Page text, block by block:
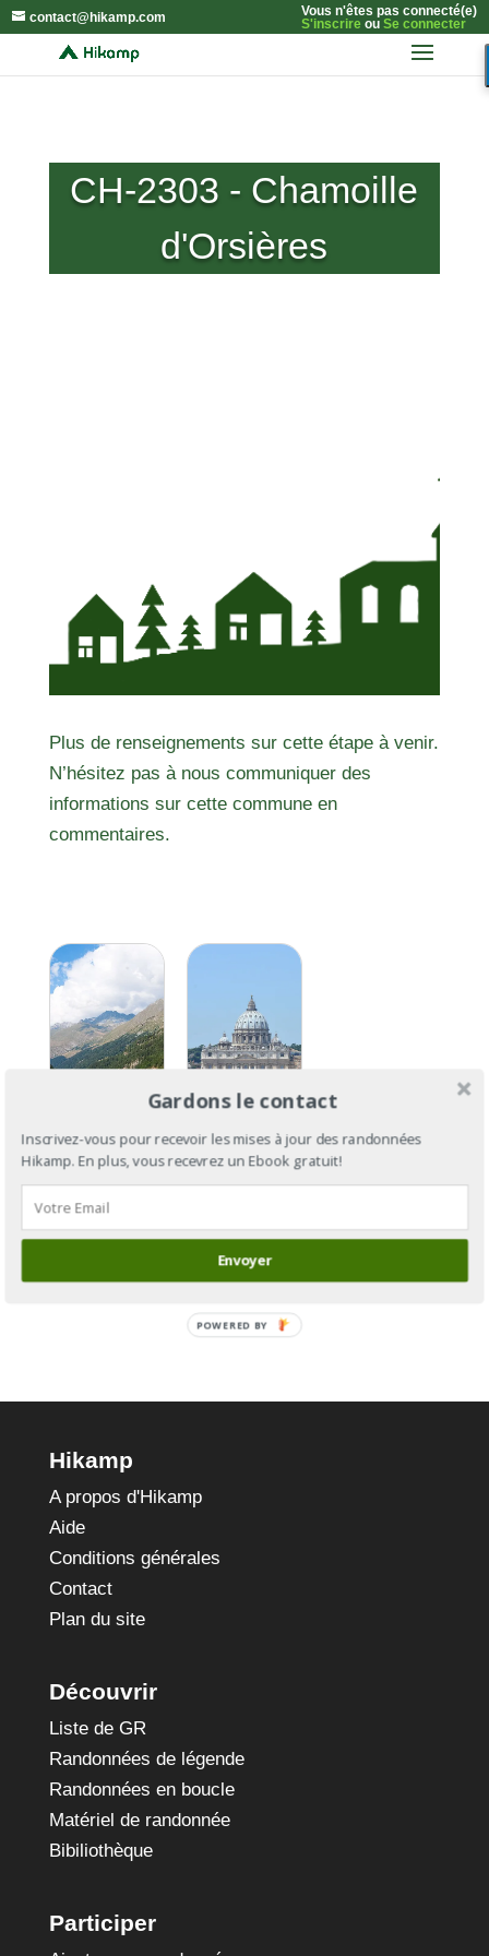
contact@hikamp.com
Vous n'êtes pas connecté(e)
S'inscrireou Se connecter
CH-2303 - Chamoille
d'Orsières
Plus de renseignements sur cette étape à venir.
N’hésitez pas à nous communiquer des
informations sur cette commune en
commentaires.
Francigena
Section 10
: de Saint-
Col du
Grand
Via
Francigena
à Rome
Hikamp
A propos d'Hikamp
Aide
Conditions générales
Contact
Plan du site
Découvrir
Liste de GR
Randonnées de légende
Randonnées en boucle
Matériel de randonnée
Bibiliothèque
Participer
Gardons le contact
Inscrivez-vous pour recevoir les mises à jour des randonnées
Hikamp. En plus, vous recevrez un Ebook gratuit!
Envoyer
POWERED BY